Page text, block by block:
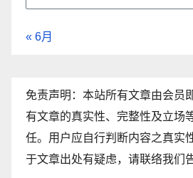
« 6月
免责声明：本站所有文章由会员
有文章的真实性、完整性及立场
任。用户应自行判断内容之真实
于文章出处有疑虑，请联络我们